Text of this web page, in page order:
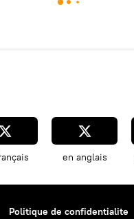
en anglais
Politique de confidentialite